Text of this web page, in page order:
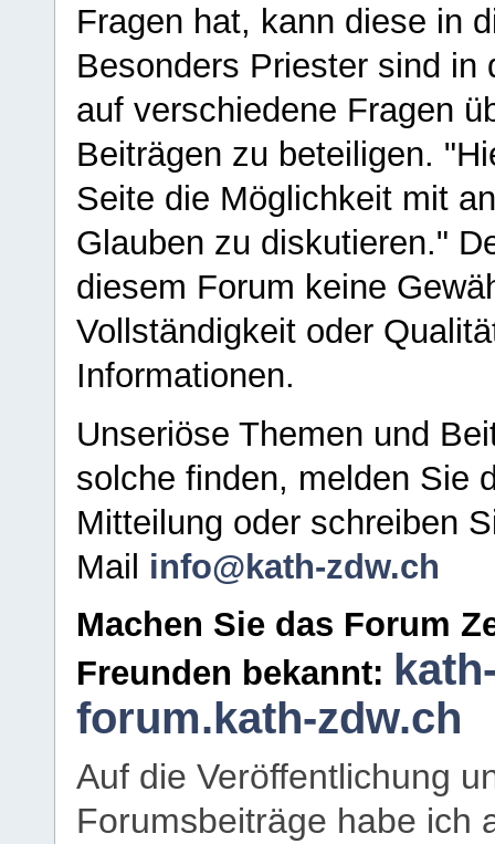
Fragen hat, kann diese in
Besonders Priester sind in
auf verschiedene Fragen
Beiträgen zu beteiligen.
Seite die Möglichkeit mit
Glauben zu diskutieren."
diesem Forum keine
Vollständigkeit oder
Informationen.
Unseriöse Themen und
solche finden, melden Sie
Mitteilung oder schreiben
Mail info@kath-zdw.ch
Machen Sie das Forum
Freunden bekannt:
forum.kath-zdw.ch
Auf die Veröffentlichung
Forumsbeiträge habe ich